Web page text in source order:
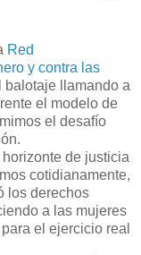
Red
y contra las
balotaje llamando a
el modelo de
el desafío
de justicia
cotidianamente,
los derechos
a las mujeres
el ejercicio real